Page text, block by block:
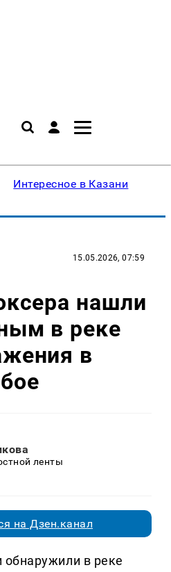
Интересное в Казани
15.05.2026, 07:59
нашли
в реке
в
ленты
на Дзен.канал
в реке